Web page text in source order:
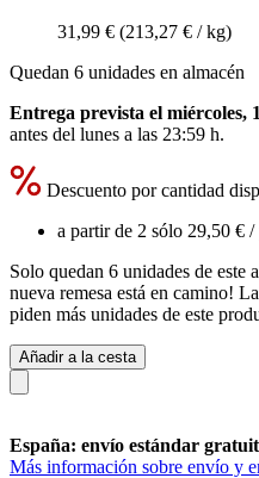
31,99 € (213,27 € / kg)
Quedan 6 unidades en almacén
Entrega prevista el miércoles,
antes del lunes a las 23:59 h.
Descuento por cantidad
a partir de 2 sólo 29,50 € /
Solo quedan 6 unidades de este
nueva remesa está en camino!
piden más unidades de este
Añadir a la cesta
España: envío estándar
Más información sobre envío y